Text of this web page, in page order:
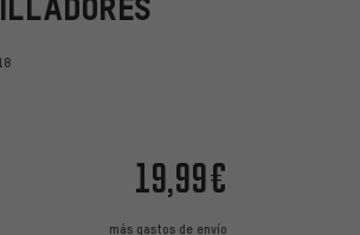
19,99€
más gastos de envío